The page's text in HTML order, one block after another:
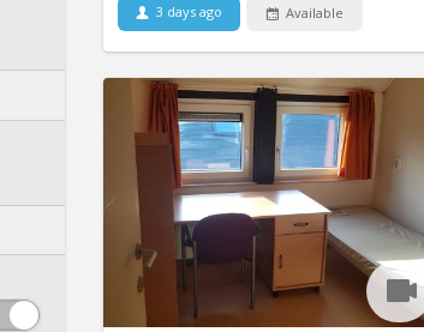
3 days ago Available
KV 850
Kot/chambre situé au passage des
Dinandiers 22 - 309, dans le quartier
des Bruyères Dans un communautaire
de 10 chambres avec 3 douches et 3
WC. Central, dans le quartier des
Bruyères, proche de la Grand place de
l'Université (à 4 minutes à pied), et des
commerces et facultés multiples. A 1...